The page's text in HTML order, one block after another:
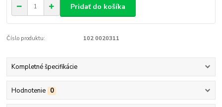
Pridať do košíka
Číslo produktu: 102 0020311
Kompletné špecifikácie
Hodnotenie 0